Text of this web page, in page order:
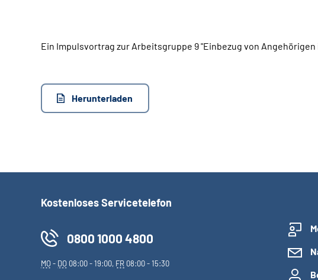
Ein Impulsvortrag zur Arbeitsgruppe 9 "Einbezug von
Herunterladen
Kostenloses Servicetelefon
0800 1000 4800
MO- DO 08:00 - 19:00, FR 08:00 - 15:30